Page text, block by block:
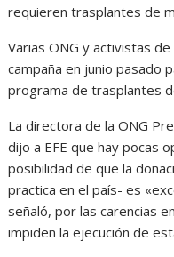
requieren trasplantes de
Varias ONG y activistas
campaña en junio pasado
programa de trasplantes
La directora de la ONG
dijo a EFE que hay pocas
posibilidad de que la
practica en el país- es
señaló, por las carencias
impiden la ejecución de